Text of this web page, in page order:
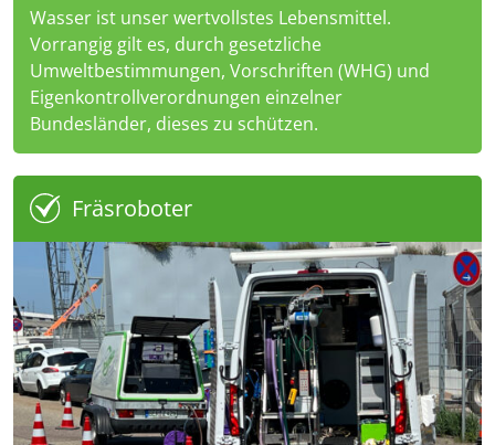
Wasser ist unser wertvollstes Lebensmittel.
Vorrangig gilt es, durch gesetzliche
Umweltbestimmungen, Vorschriften (WHG) und
Eigenkontrollverordnungen einzelner
Bundesländer, dieses zu schützen.
Fräsroboter